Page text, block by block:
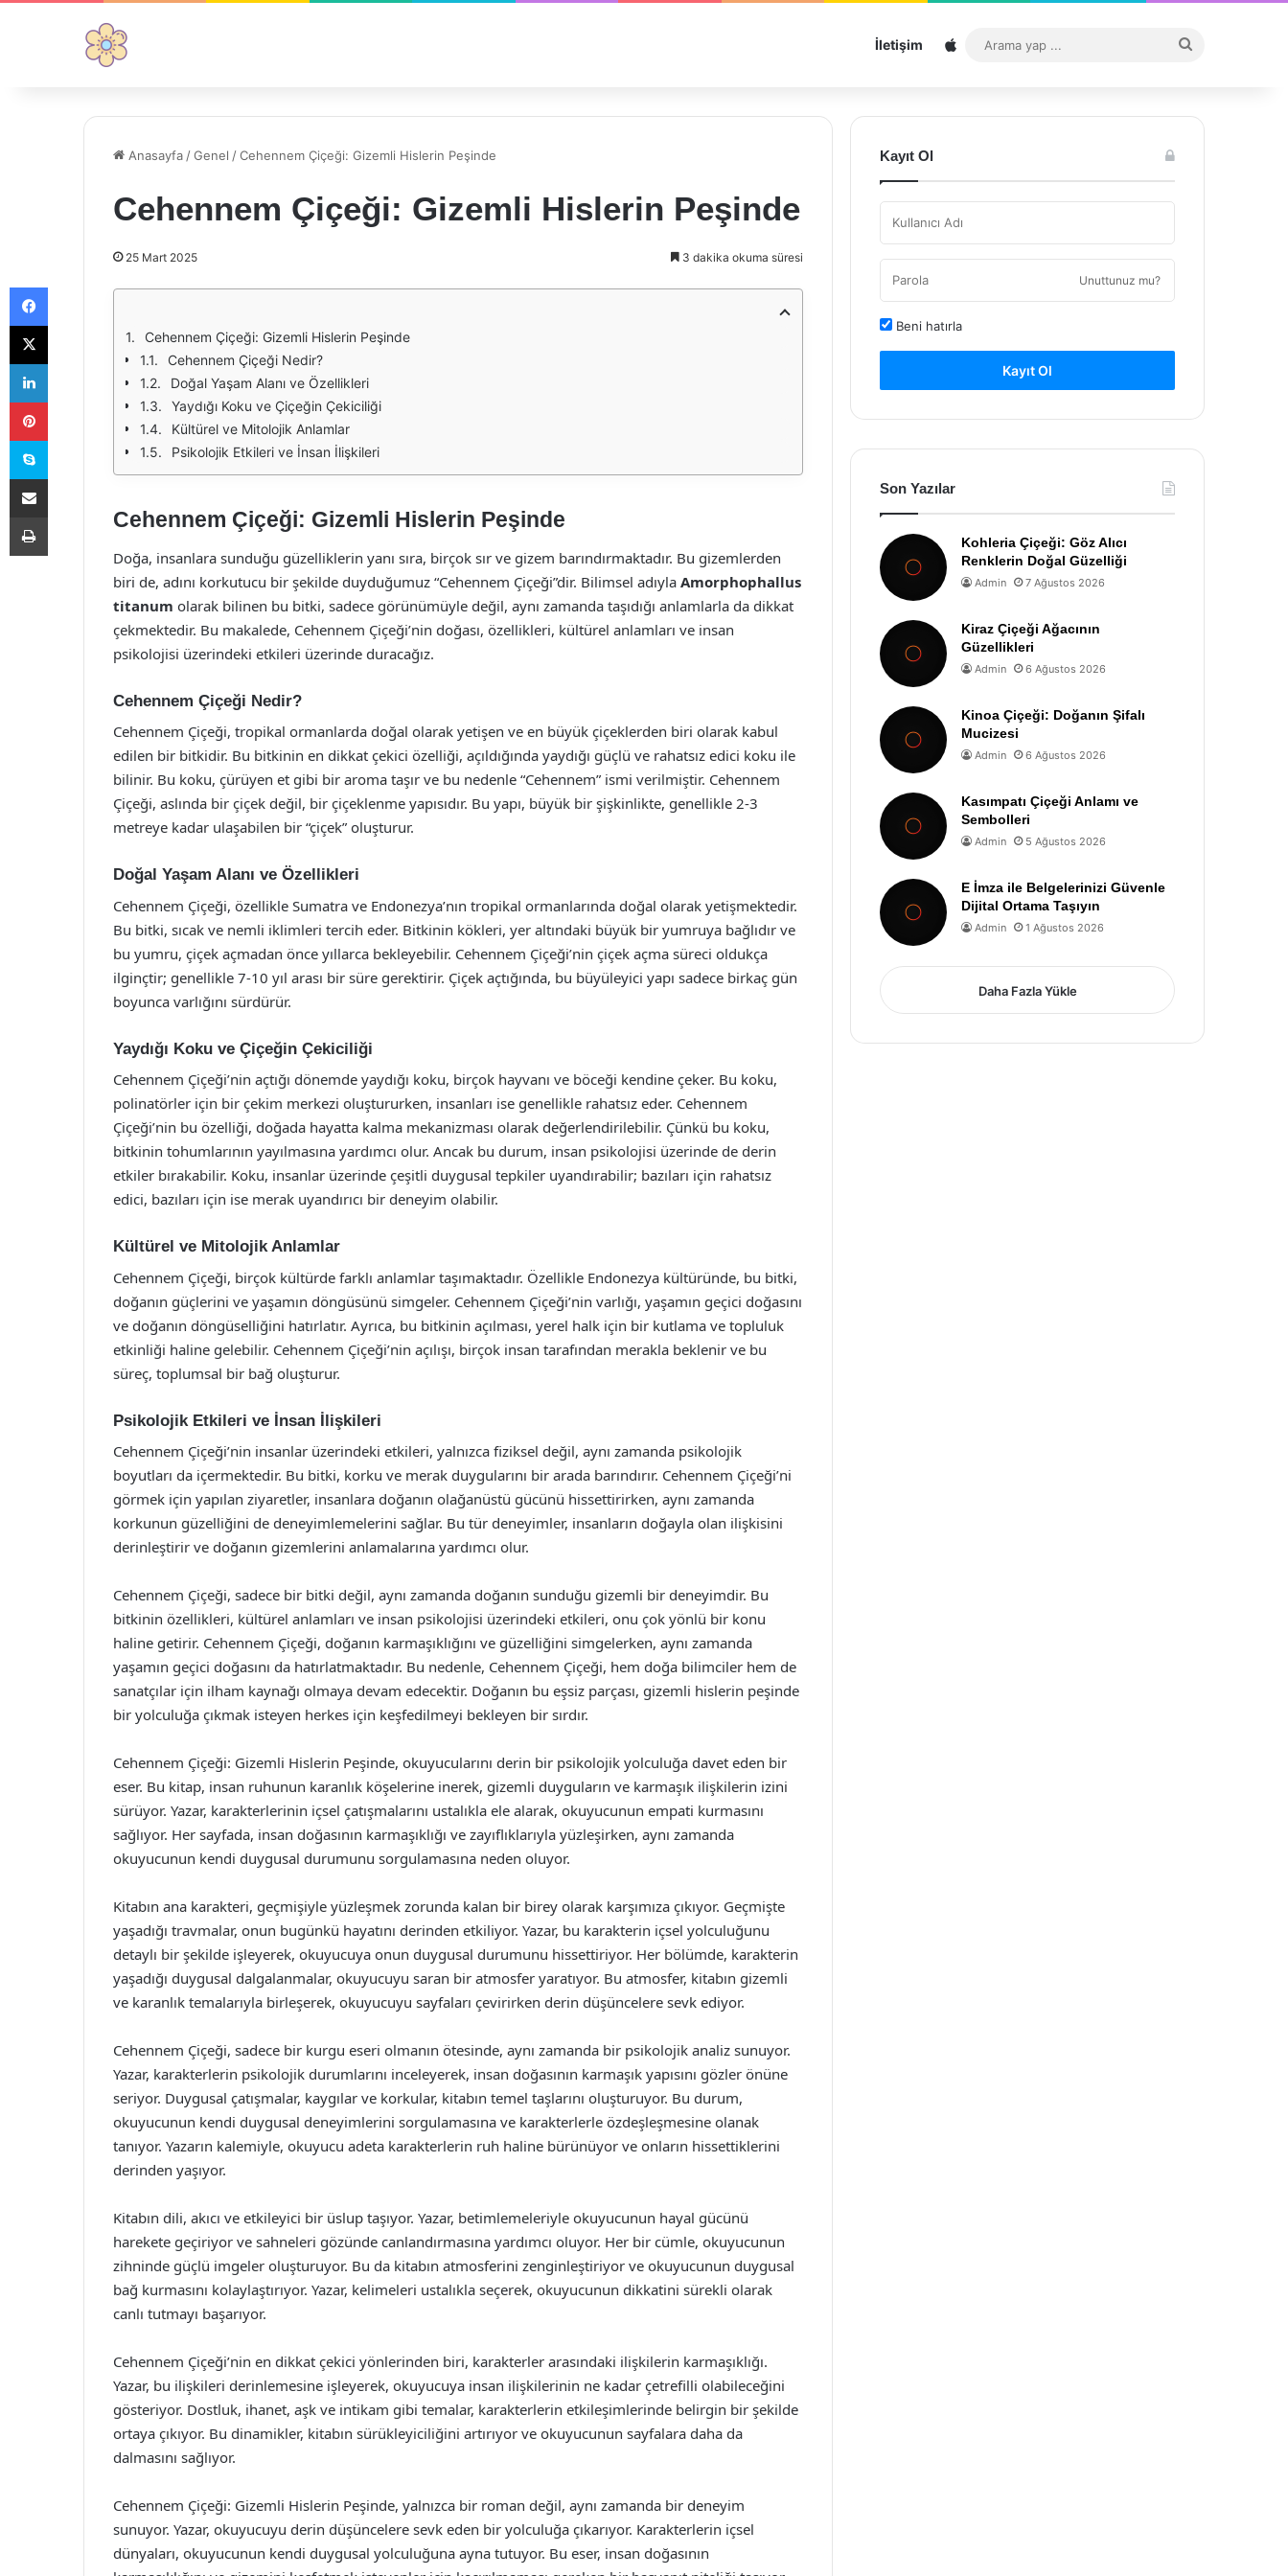
İletişim Sitemap
...
Anasayfa /Genel /Cehennem Çiçeği: Gizemli Hislerin Peşinde
Cehennem Çiçeği: Gizemli Hislerin Peşinde
25 Mart 2025 3 dakika okuma süresi
Cehennem Çiçeği: Gizemli Hislerin Peşinde
Cehennem Çiçeği Nedir?
Doğal Yaşam Alanı ve Özellikleri
Yaydığı Koku ve Çiçeğin Çekiciliği
Kültürel ve Mitolojik Anlamlar
Psikolojik Etkileri ve İnsan İlişkileri
Cehennem Çiçeği: Gizemli Hislerin Peşinde
Doğa, insanlara sunduğu güzelliklerin yanı sıra, birçok sır ve gizem barındırmaktadır. Bu gizemlerden
biri de, adını korkutucu bir şekilde duyduğumuz “Cehennem Çiçeği”dir. Bilimsel adıyla Amorphophallus
titanum olarak bilinen bu bitki, sadece görünümüyle değil, aynı zamanda taşıdığı anlamlarla da dikkat
çekmektedir. Bu makalede, Cehennem Çiçeği’nin doğası, özellikleri, kültürel anlamları ve insan
psikolojisi üzerindeki etkileri üzerinde duracağız.
Cehennem Çiçeği Nedir?
Cehennem Çiçeği, tropikal ormanlarda doğal olarak yetişen ve en büyük çiçeklerden biri olarak kabul
edilen bir bitkidir. Bu bitkinin en dikkat çekici özelliği, açıldığında yaydığı güçlü ve rahatsız edici koku ile
bilinir. Bu koku, çürüyen et gibi bir aroma taşır ve bu nedenle “Cehennem” ismi verilmiştir. Cehennem
Çiçeği, aslında bir çiçek değil, bir çiçeklenme yapısıdır. Bu yapı, büyük bir şişkinlikte, genellikle 2-3
metreye kadar ulaşabilen bir “çiçek” oluşturur.
Doğal Yaşam Alanı ve Özellikleri
Cehennem Çiçeği, özellikle Sumatra ve Endonezya’nın tropikal ormanlarında doğal olarak yetişmektedir.
Bu bitki, sıcak ve nemli iklimleri tercih eder. Bitkinin kökleri, yer altındaki büyük bir yumruya bağlıdır ve
bu yumru, çiçek açmadan önce yıllarca bekleyebilir. Cehennem Çiçeği’nin çiçek açma süreci oldukça
ilginçtir; genellikle 7-10 yıl arası bir süre gerektirir. Çiçek açtığında, bu büyüleyici yapı sadece birkaç gün
boyunca varlığını sürdürür.
Yaydığı Koku ve Çiçeğin Çekiciliği
Cehennem Çiçeği’nin açtığı dönemde yaydığı koku, birçok hayvanı ve böceği kendine çeker. Bu koku,
polinatörler için bir çekim merkezi oluştururken, insanları ise genellikle rahatsız eder. Cehennem
Çiçeği’nin bu özelliği, doğada hayatta kalma mekanizması olarak değerlendirilebilir. Çünkü bu koku,
bitkinin tohumlarının yayılmasına yardımcı olur. Ancak bu durum, insan psikolojisi üzerinde de derin
etkiler bırakabilir. Koku, insanlar üzerinde çeşitli duygusal tepkiler uyandırabilir; bazıları için rahatsız
edici, bazıları için ise merak uyandırıcı bir deneyim olabilir.
Kültürel ve Mitolojik Anlamlar
Cehennem Çiçeği, birçok kültürde farklı anlamlar taşımaktadır. Özellikle Endonezya kültüründe, bu bitki,
doğanın güçlerini ve yaşamın döngüsünü simgeler. Cehennem Çiçeği’nin varlığı, yaşamın geçici doğasını
ve doğanın döngüselliğini hatırlatır. Ayrıca, bu bitkinin açılması, yerel halk için bir kutlama ve topluluk
etkinliği haline gelebilir. Cehennem Çiçeği’nin açılışı, birçok insan tarafından merakla beklenir ve bu
süreç, toplumsal bir bağ oluşturur.
Psikolojik Etkileri ve İnsan İlişkileri
Cehennem Çiçeği’nin insanlar üzerindeki etkileri, yalnızca fiziksel değil, aynı zamanda psikolojik
boyutları da içermektedir. Bu bitki, korku ve merak duygularını bir arada barındırır. Cehennem Çiçeği’ni
görmek için yapılan ziyaretler, insanlara doğanın olağanüstü gücünü hissettirirken, aynı zamanda
korkunun güzelliğini de deneyimlemelerini sağlar. Bu tür deneyimler, insanların doğayla olan ilişkisini
derinleştirir ve doğanın gizemlerini anlamalarına yardımcı olur.
Cehennem Çiçeği, sadece bir bitki değil, aynı zamanda doğanın sunduğu gizemli bir deneyimdir. Bu
bitkinin özellikleri, kültürel anlamları ve insan psikolojisi üzerindeki etkileri, onu çok yönlü bir konu
haline getirir. Cehennem Çiçeği, doğanın karmaşıklığını ve güzelliğini simgelerken, aynı zamanda
yaşamın geçici doğasını da hatırlatmaktadır. Bu nedenle, Cehennem Çiçeği, hem doğa bilimciler hem de
sanatçılar için ilham kaynağı olmaya devam edecektir. Doğanın bu eşsiz parçası, gizemli hislerin peşinde
bir yolculuğa çıkmak isteyen herkes için keşfedilmeyi bekleyen bir sırdır.
Cehennem Çiçeği: Gizemli Hislerin Peşinde, okuyucularını derin bir psikolojik yolculuğa davet eden bir
eser. Bu kitap, insan ruhunun karanlık köşelerine inerek, gizemli duyguların ve karmaşık ilişkilerin izini
sürüyor. Yazar, karakterlerinin içsel çatışmalarını ustalıkla ele alarak, okuyucunun empati kurmasını
sağlıyor. Her sayfada, insan doğasının karmaşıklığı ve zayıflıklarıyla yüzleşirken, aynı zamanda
okuyucunun kendi duygusal durumunu sorgulamasına neden oluyor.
Kitabın ana karakteri, geçmişiyle yüzleşmek zorunda kalan bir birey olarak karşımıza çıkıyor. Geçmişte
yaşadığı travmalar, onun bugünkü hayatını derinden etkiliyor. Yazar, bu karakterin içsel yolculuğunu
detaylı bir şekilde işleyerek, okuyucuya onun duygusal durumunu hissettiriyor. Her bölümde, karakterin
yaşadığı duygusal dalgalanmalar, okuyucuyu saran bir atmosfer yaratıyor. Bu atmosfer, kitabın gizemli
ve karanlık temalarıyla birleşerek, okuyucuyu sayfaları çevirirken derin düşüncelere sevk ediyor.
Cehennem Çiçeği, sadece bir kurgu eseri olmanın ötesinde, aynı zamanda bir psikolojik analiz sunuyor.
Yazar, karakterlerin psikolojik durumlarını inceleyerek, insan doğasının karmaşık yapısını gözler önüne
seriyor. Duygusal çatışmalar, kaygılar ve korkular, kitabın temel taşlarını oluşturuyor. Bu durum,
okuyucunun kendi duygusal deneyimlerini sorgulamasına ve karakterlerle özdeşleşmesine olanak
tanıyor. Yazarın kalemiyle, okuyucu adeta karakterlerin ruh haline bürünüyor ve onların hissettiklerini
derinden yaşıyor.
Kitabın dili, akıcı ve etkileyici bir üslup taşıyor. Yazar, betimlemeleriyle okuyucunun hayal gücünü
harekete geçiriyor ve sahneleri gözünde canlandırmasına yardımcı oluyor. Her bir cümle, okuyucunun
zihninde güçlü imgeler oluşturuyor. Bu da kitabın atmosferini zenginleştiriyor ve okuyucunun duygusal
bağ kurmasını kolaylaştırıyor. Yazar, kelimeleri ustalıkla seçerek, okuyucunun dikkatini sürekli olarak
canlı tutmayı başarıyor.
Cehennem Çiçeği’nin en dikkat çekici yönlerinden biri, karakterler arasındaki ilişkilerin karmaşıklığı.
Yazar, bu ilişkileri derinlemesine işleyerek, okuyucuya insan ilişkilerinin ne kadar çetrefilli olabileceğini
gösteriyor. Dostluk, ihanet, aşk ve intikam gibi temalar, karakterlerin etkileşimlerinde belirgin bir şekilde
ortaya çıkıyor. Bu dinamikler, kitabın sürükleyiciliğini artırıyor ve okuyucunun sayfalara daha da
dalmasını sağlıyor.
Cehennem Çiçeği: Gizemli Hislerin Peşinde, yalnızca bir roman değil, aynı zamanda bir deneyim
sunuyor. Yazar, okuyucuyu derin düşüncelere sevk eden bir yolculuğa çıkarıyor. Karakterlerin içsel
dünyaları, okuyucunun kendi duygusal yolculuğuna ayna tutuyor. Bu eser, insan doğasının
Kayıt Ol
Unuttunuz mu?
Beni hatırla
Kayıt Ol
Son Yazılar
Kohleria Çiçeği: Göz Alıcı
Renklerin Doğal Güzelliği
Admin 7 Ağustos 2026
Kiraz Çiçeği Ağacının
Güzellikleri
Admin 6 Ağustos 2026
Kinoa Çiçeği: Doğanın Şifalı
Mucizesi
Admin 6 Ağustos 2026
Kasımpatı Çiçeği Anlamı ve
Sembolleri
Admin 5 Ağustos 2026
E İmza ile Belgelerinizi Güvenle
Dijital Ortama Taşıyın
Admin 1 Ağustos 2026
Daha Fazla Yükle
Facebook
X
LinkedIn
Pinterest
Skype
E-Posta ile paylaş